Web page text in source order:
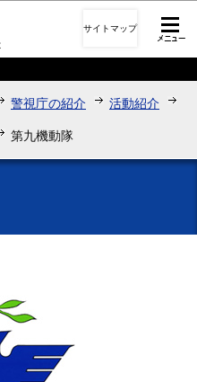
文へ移動
サイトマップ
警視庁の紹介 活動紹介
第九機動隊